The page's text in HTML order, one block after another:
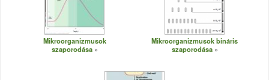
Mikroorganizmusok
szaporodása
Mikroorganizmusok bináris
szaporodása